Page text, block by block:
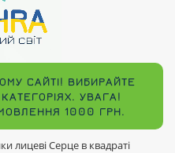
САЙТІ! ВИБИРАЙТЕ
УВАГА!
1000 ГРН.
лицеві Серце в квадраті